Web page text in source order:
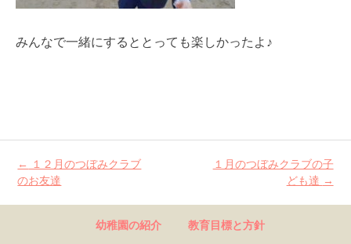
みんなで一緒にするととっても楽しかったよ♪
Post
navigation
←
１２月のつぼみクラブ
のお友達
１月のつぼみクラブの子
ども達 →
幼稚園の紹介 教育目標と方針